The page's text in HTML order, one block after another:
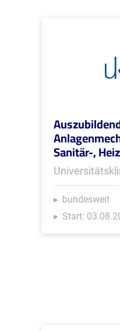
Sanitär-,
bundesweit
Start: